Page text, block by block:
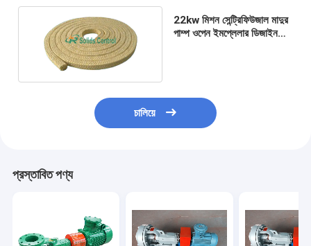
22kw মিশন সেন্ট্রিফিউজাল মাদুর
পাম্প ওপেন ইমপ্লেলার ডিজাইন
চালিয়ে
প্রস্তাবিত পণ্য